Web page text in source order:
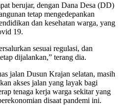
berujar, dengan Dana Desa (DD)
tetap mengedepankan
dan kesehatan warga, yang
19.
sesuai regulasi, dan
dijalankan,” terang dia.
jalan Dusun Krajan selatan, masih
akses jalan yang layak bagi
tenaga kerja warga sekitar yang
disaat pandemi ini.